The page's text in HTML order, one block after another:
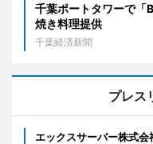
千葉ポートタワーで
焼き料理提供
千葉経済新聞
プレス
エックスサーバー株式